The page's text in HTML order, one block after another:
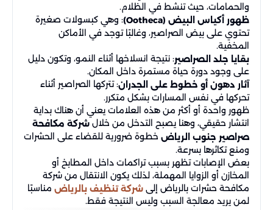
والحمامات، حيث تنشط في الظلام.
ظهور أكياس البيض (Ootheca)
: وهي كبسولات صغيرة
تحتوي على بيض الصراصير، وغالبًا توجد في الأماكن
المخفية.
بقايا جلد الصراصير: نتيجة انسلاخها أثناء النمو، وتكون دليل
على وجود دورة حياة مستمرة داخل المكان.
آثار دهون أو خطوط على الجدران: تتركها الصراصير أثناء
تحركها في نفس المسارات بشكل متكرر.
ظهور واحدة أو أكثر من هذه العلامات يعني أن هناك بداية
انتشار حقيقي، وهنا يصبح التدخل من خلال شركة مكافحة
صراصير جنوب الرياض خطوة ضرورية للقضاء على الحشرات
ومنع تكاثرها بسرعة.
بعض الإصابات تظهر بسبب تراكمات داخل المطابخ أو
المخازن أو الزوايا المهملة، لذلك يكون الانتقال من شركة
مكافحة حشرات بالرياض إلى شركة تنظيف بالرياض مناسبًا
لمن يريد معالجة السبب وليس النتيجة فقط.